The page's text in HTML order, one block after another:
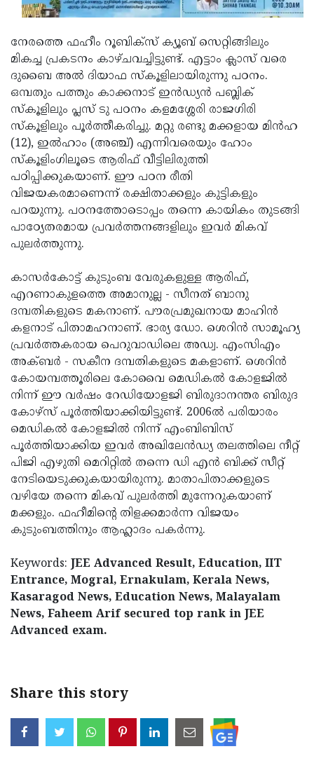
നേരത്തെ ഫഹീം റൂബിക്സ് ക്യൂബ് സെറ്റിങ്ങിലും
മികച്ച പ്രകടനം കാഴ്ചവച്ചിട്ടുണ്ട്. എട്ടാം ക്ലാസ് വരെ
ദുബൈ അല്‍ ദിയാഫ സ്‌കൂളിലായിരുന്നു പഠനം.
ഒമ്പതും പത്തും കാക്കനാട് ഇന്‍ഡ്യന്‍ പബ്ലിക്
സ്‌കൂളിലും പ്ലസ് ടു പഠനം കളമശ്ശേരി രാജഗിരി
സ്‌കൂളിലും പൂര്‍ത്തീകരിച്ചു. മറ്റു രണ്ടു മക്കളായ മിന്‍ഹ
(12), ഇല്‍ഹാം (അഞ്ച്) എന്നിവരെയും ഹോം
സ്‌കൂളിംഗിലൂടെ ആരിഫ് വീട്ടിലിരുത്തി
പഠിപ്പിക്കുകയാണ്. ഈ പഠന രീതി
വിജയകരമാണെന്ന് രക്ഷിതാക്കളും കുട്ടികളും
പറയുന്നു. പഠനത്തോടൊപ്പം തന്നെ കായികം തുടങ്ങി
പാഠ്യേതരമായ പ്രവര്‍ത്തനങ്ങളിലും ഇവര്‍ മികവ്
പുലര്‍ത്തുന്നു.
കാസര്‍കോട്ട് കുടുംബ വേരുകളുള്ള ആരിഫ്,
എറണാകുളത്തെ അമാനുല്ല - സീനത് ബാനു
ദമ്പതികളുടെ മകനാണ്. പൗരപ്രമുഖനായ മാഹിന്‍
കളനാട് പിതാമഹനാണ്. ഭാര്യ ഡോ. ശെറിന്‍ സാമൂഹ്യ
പ്രവര്‍ത്തകരായ പെറുവാഡിലെ അഡ്വ. എംസിഎം
അക്ബര്‍ - സകീന ദമ്പതികളുടെ മകളാണ്. ശെറിന്‍
കോയമ്പത്തൂരിലെ കോവൈ മെഡികല്‍ കോളജില്‍
നിന്ന് ഈ വര്‍ഷം റേഡിയോളജി ബിരുദാനന്തര ബിരുദ
കോഴ്സ് പൂര്‍ത്തിയാക്കിയിട്ടുണ്ട്. 2006ല്‍ പരിയാരം
മെഡികല്‍ കോളജില്‍ നിന്ന് എംബിബിസ്
പൂര്‍ത്തിയാക്കിയ ഇവര്‍ അഖിലേന്‍ഡ്യ തലത്തിലെ നീറ്റ്
പിജി എഴുതി മെറിറ്റില്‍ തന്നെ ഡി എന്‍ ബിക്ക് സീറ്റ്
നേടിയെടുക്കുകയായിരുന്നു. മാതാപിതാക്കളുടെ
വഴിയേ തന്നെ മികവ് പുലര്‍ത്തി മുന്നേറുകയാണ്
മക്കളും. ഫഹീമിന്റെ തിളക്കമാര്‍ന്ന വിജയം
കുടുംബത്തിനും ആഹ്ലാദം പകര്‍ന്നു.
Keywords: JEE Advanced Result, Education, IIT
Entrance, Mogral, Ernakulam, Kerala News,
Kasaragod News, Education News, Malayalam
News, Faheem Arif secured top rank in JEE
Advanced exam.
Share this story